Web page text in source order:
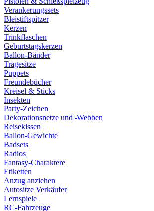
Verankerungssets
Bleistiftspitzer
Kerzen
Trinkflaschen
Geburtstagskerzen
Ballon-Bänder
Tragesitze
Puppets
Freundebücher
Kreisel & Sticks
Insekten
Party-Zeichen
Dekorationsnetze und -Webben
Reisekissen
Ballon-Gewichte
Badsets
Radios
Fantasy-Charaktere
Etiketten
Anzug anziehen
Autositze Verkäufer
Lernspiele
RC-Fahrzeuge